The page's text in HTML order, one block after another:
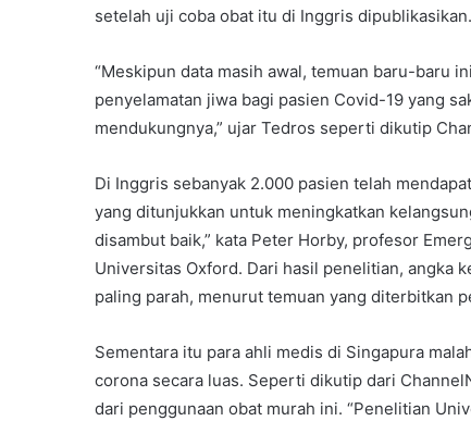
setelah uji coba obat itu di Inggris
“Meskipun data masih awal, temuan baru-baru
penyelamatan jiwa bagi pasien Covid-19 yang
mendukungnya,” ujar Tedros seperti dikutip
Di Inggris sebanyak 2.000 pasien telah
yang ditunjukkan untuk meningkatkan
disambut baik,” kata Peter Horby, profesor
Universitas Oxford. Dari hasil penelitian, angka
paling parah, menurut temuan yang diterbitkan
Sementara itu para ahli medis di Singapura
corona secara luas. Seperti dikutip dari
dari penggunaan obat murah ini. “Penelitian